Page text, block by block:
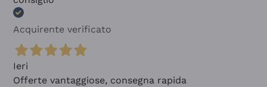
Acquirente verificato
Ieri
Offerte vantaggiose, consegna rapida